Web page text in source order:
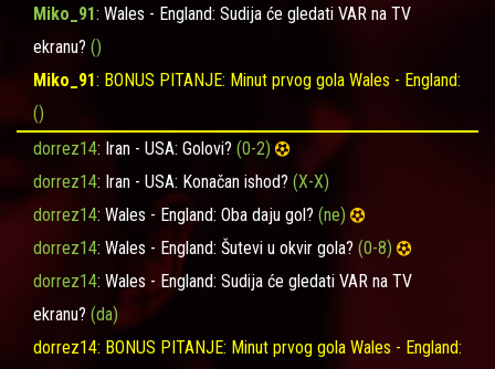
Miko_91: Wales - England: Sudija će gledati VAR na TV
ekranu? ()
Miko_91: BONUS PITANJE: Minut prvog gola Wales - England:
()
dorrez14: Iran - USA: Golovi? (0-2)
dorrez14: Iran - USA: Konačan ishod? (X-X)
dorrez14: Wales - England: Oba daju gol? (ne)
dorrez14: Wales - England: Šutevi u okvir gola? (0-8)
dorrez14: Wales - England: Sudija će gledati VAR na TV
ekranu? (da)
dorrez14: BONUS PITANJE: Minut prvog gola Wales - England: